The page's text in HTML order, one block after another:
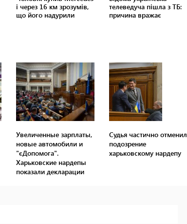
Увеличенные зарплаты,
новые автомобили и
"єДопомога".
Харьковские нардепы
показали декларации
Судья частично отменил
подозрение
харьковскому нардепу